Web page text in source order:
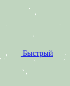
Быстрый